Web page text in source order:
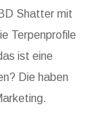
Shatter mit
Terpenprofile
ist eine
Die haben